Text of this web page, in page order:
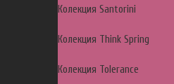
Колекция Santorini
Колекция Think Spring
Колекция Tolerance